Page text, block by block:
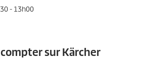
- 13h00
sur Kärcher